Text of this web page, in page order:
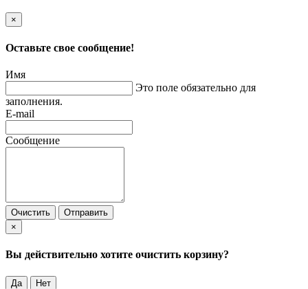
×
Оставьте свое сообщение!
Имя
Это поле обязательно для
заполнения.
E-mail
Сообщение
Очистить
Отправить
×
Вы действительно хотите очистить корзину?
Да Нет